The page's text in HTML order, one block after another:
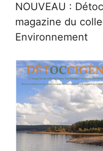
NOUVEAU :
magazine du
Environnement